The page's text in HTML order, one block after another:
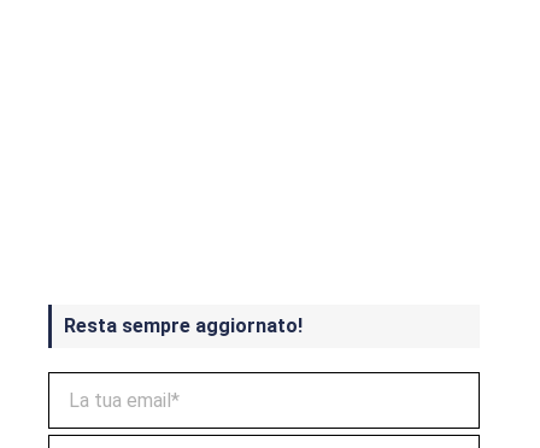
Resta sempre aggiornato!